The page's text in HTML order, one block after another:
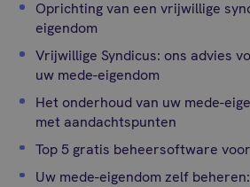
Oprichting van een vrijwillige
eigendom
Vrijwillige Syndicus: ons advies
uw mede-eigendom
Het onderhoud van uw mede-
met aandachtspunten
Top 5 gratis beheersoftware
Uw mede-eigendom zelf